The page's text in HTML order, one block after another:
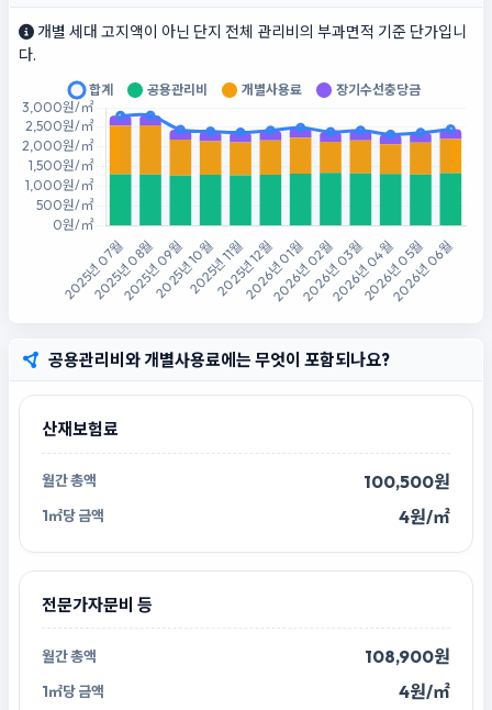
개별 세대 고지액이 아닌 단지 전체 관리비의 부과면적 기준 단가입니
다.
공용관리비와 개별사용료에는 무엇이 포함되나요?
산재보험료
100,500원
4원/㎡
전문가자문비 등
108,900원
4원/㎡